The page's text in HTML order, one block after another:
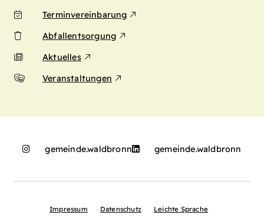
Terminvereinbarung
Abfallentsorgung
Aktuelles
Veranstaltungen
gemeinde.waldbronn gemeinde.waldbronn
Impressum Datenschutz Leichte Sprache